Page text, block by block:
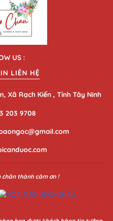
US :
LIÊN HỆ
Xã Rạch Kiến , Tỉnh Tây Ninh
203 9708
chân thành cảm ơn !